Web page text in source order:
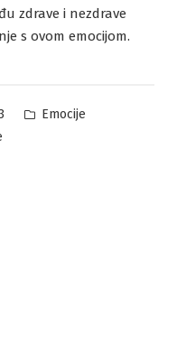
zdrave i nezdrave
s ovom emocijom.
Posted
Emocije